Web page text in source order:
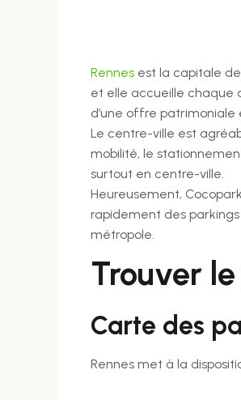
Rennes est la capitale
et elle accueille chaque
d’une offre patrimoniale
Le centre-ville est
mobilité, le
surtout en centre-ville.
Heureusement,
rapidement des
métropole.
Trouver
Carte des
Rennes met à la